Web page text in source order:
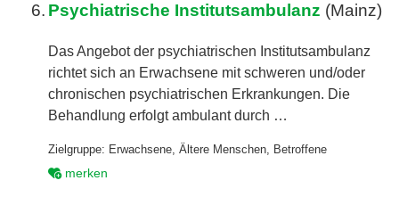
6. Psychiatrische Institutsambulanz (Mainz)
Das Angebot der psychiatrischen Institutsambulanz
richtet sich an Erwachsene mit schweren und/oder
chronischen psychiatrischen Erkrankungen. Die
Behandlung erfolgt ambulant durch …
Zielgruppe: Erwachsene ,Ältere Menschen
Betroffene
merken